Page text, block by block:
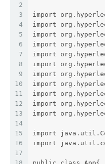
2
3
4
5
6
7
8
9
10
11
12
13
14
15
16
17
import
import
import
import
import
import
import
import
import
import
import
import
import